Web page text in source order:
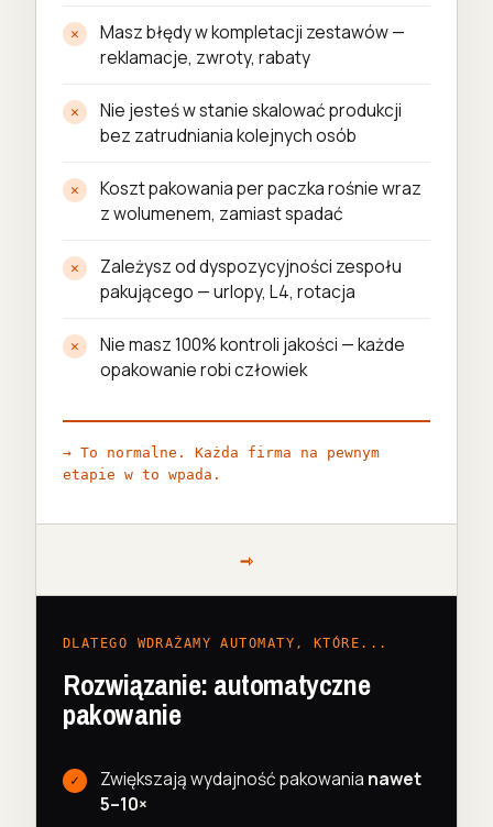
Masz błędy w kompletacji zestawów —
reklamacje, zwroty, rabaty
Nie jesteś w stanie skalować produkcji
bez zatrudniania kolejnych osób
Koszt pakowania per paczka rośnie wraz
z wolumenem, zamiast spadać
Zależysz od dyspozycyjności zespołu
pakującego — urlopy, L4, rotacja
Nie masz 100% kontroli jakości — każde
opakowanie robi człowiek
→ To normalne. Każda firma na pewnym
etapie w to wpada.
⇾
DLATEGO WDRAŻAMY AUTOMATY, KTÓRE...
Rozwiązanie: automatyczne
pakowanie
Zwiększają wydajność pakowania nawet
5–10×